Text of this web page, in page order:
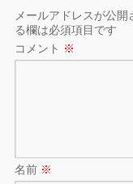
メールアドレスが公開
る欄は必須項目です
コメント ※
名前 ※